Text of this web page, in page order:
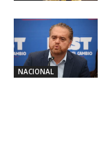
NACIONAL